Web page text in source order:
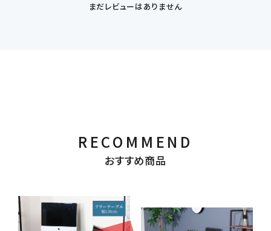
まだレビューはありません
RECOMMEND
おすすめ商品